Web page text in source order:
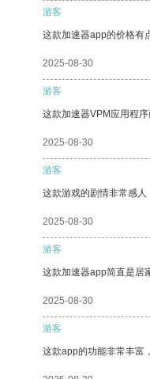
游客
这款加速器app的价格有
2025-08-30
游客
这款加速器VPM应用程
2025-08-30
游客
这款游戏的剧情非常感人
2025-08-30
游客
这款加速器app简直是居
2025-08-30
游客
这款app的功能非常丰富